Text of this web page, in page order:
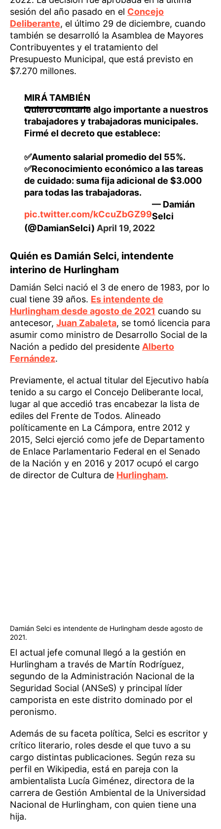
sesión del año pasado en el Concejo
Deliberante, el último 29 de diciembre, cuando
también se desarrolló la Asamblea de Mayores
Contribuyentes y el tratamiento del
Presupuesto Municipal, que está previsto en
$7.270 millones.
Quiero contarle algo importante a nuestros
trabajadores y trabajadoras municipales.
Firmé el decreto que establece:
✅Aumento salarial promedio del 55%.
✅Reconocimiento económico a las tareas
de cuidado: suma fija adicional de $3.000
para todas las trabajadoras.
pic.twitter.com/kCcuZbGZ99
— Damián
Selci
(@DamianSelci) April 19, 2022
Quién es Damián Selci, intendente
interino de Hurlingham
Damián Selci nació el 3 de enero de 1983, por lo
cual tiene 39 años. Es intendente de
Hurlingham desde agosto de 2021 cuando su
antecesor, Juan Zabaleta, se tomó licencia para
asumir como ministro de Desarrollo Social de la
Nación a pedido del presidente Alberto
Fernández.
Previamente, el actual titular del Ejecutivo había
tenido a su cargo el Concejo Deliberante local,
lugar al que accedió tras encabezar la lista de
ediles del Frente de Todos. Alineado
políticamente en La Cámpora, entre 2012 y
2015, Selci ejerció como jefe de Departamento
de Enlace Parlamentario Federal en el Senado
de la Nación y en 2016 y 2017 ocupó el cargo
de director de Cultura de Hurlingham.
Damián Selci es intendente de Hurlingham desde agosto de
2021.
El actual jefe comunal llegó a la gestión en
Hurlingham a través de Martín Rodríguez,
segundo de la Administración Nacional de la
Seguridad Social (ANSeS) y principal líder
camporista en este distrito dominado por el
peronismo.
Además de su faceta política, Selci es escritor y
crítico literario, roles desde el que tuvo a su
cargo distintas publicaciones. Según reza su
perfil en Wikipedia, está en pareja con la
ambientalista Lucía Giménez, directora de la
carrera de Gestión Ambiental de la Universidad
Nacional de Hurlingham, con quien tiene una
hija.